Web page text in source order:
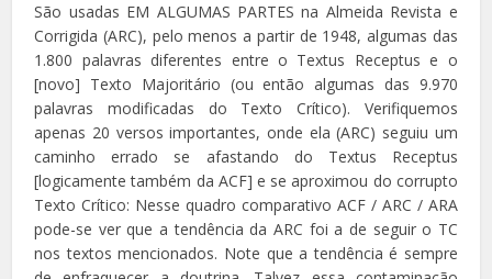
São usadas EM ALGUMAS PARTES na Almeida Revista e
Corrigida (ARC), pelo menos a partir de 1948, algumas das
1.800 palavras diferentes entre o Textus Receptus e o
[novo] Texto Majoritário (ou então algumas das 9.970
palavras modificadas do Texto Crítico). Verifiquemos
apenas 20 versos importantes, onde ela (ARC) seguiu um
caminho errado se afastando do Textus Receptus
[logicamente também da ACF] e se aproximou do corrupto
Texto Crítico: Nesse quadro comparativo ACF / ARC / ARA
pode-se ver que a tendência da ARC foi a de seguir o TC
nos textos mencionados. Note que a tendência é sempre